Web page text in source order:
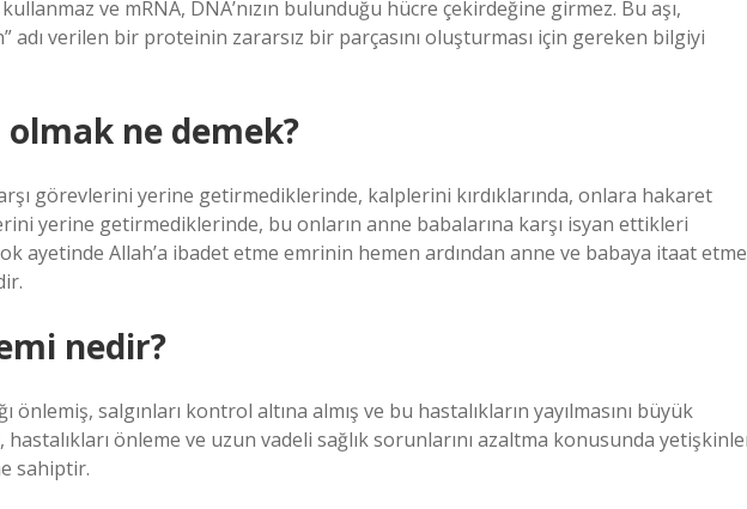
ve mRNA, DNA’nızın bulunduğu hücre çekirdeğine girmez. Bu aşı,
adı verilen bir proteinin zararsız bir parçasını oluşturması için gereken bilgiyi
olmak ne demek?
görevlerini yerine getirmediklerinde, kalplerini kırdıklarında, onlara hakaret
yerine getirmediklerinde, bu onların anne babalarına karşı isyan ettikleri
ayetinde Allah’a ibadet etme emrinin hemen ardından anne ve babaya itaat etme
nedir?
önlemiş, salgınları kontrol altına almış ve bu hastalıkların yayılmasını büyük
önleme ve uzun vadeli sağlık sorunlarını azaltma konusunda
sahiptir.